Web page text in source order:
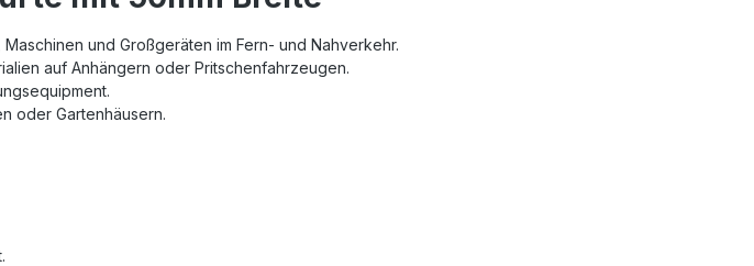
und Großgeräten im Fern- und Nahverkehr.
auf Anhängern oder Pritschenfahrzeugen.
oder Gartenhäusern.